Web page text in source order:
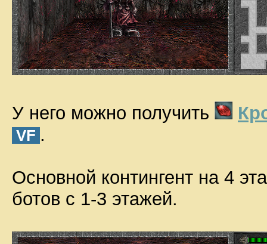
У него можно получить
VF .
Основной контингент на 4
ботов с 1-3 этажей.